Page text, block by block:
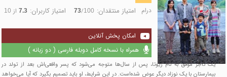
درام امتیاز منتقدان: 73/100 امتیاز کاربران: 7.3از 10
امکان پخش آنلاین
همراه با نسخه کامل دوبله فارسی ( دو زبانه )
یک تاجر موفق به نام ریوتا، پس از سال‌ها متوجه می‌شود که پسر واقعی‌اش بعد از تولد در
بیمارستان با یک نوزاد دیگر عوض شده‌است. در این شرایط، او باید تصمیم بگیرد که آیا می‌خواهد